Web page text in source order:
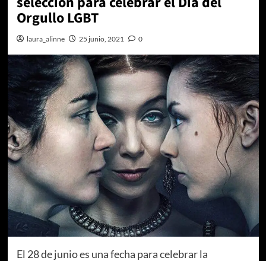
Orgullo LGBT
laura_alinne 25 junio, 2021 0
El 28 de junio es una fecha para celebrar la